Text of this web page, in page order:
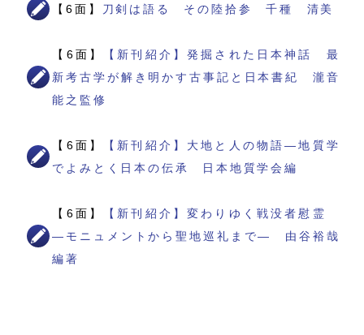
【6面】 刀剣は語る その陸拾参 千種 清美
【6面】
【新刊紹介】発掘された日本神話 最
新考古学が解き明かす古事記と日本書紀 瀧音
能之監修
【6面】
【新刊紹介】大地と人の物語―地質学
でよみとく日本の伝承 日本地質学会編
【6面】
【新刊紹介】変わりゆく戦没者慰霊
―モニュメントから聖地巡礼まで― 由谷裕哉
編著